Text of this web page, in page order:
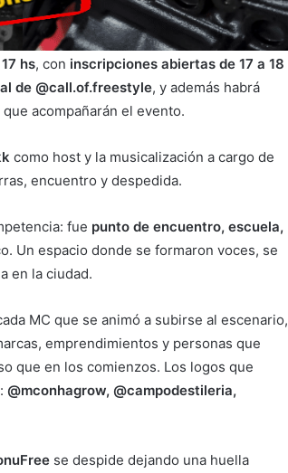
17 hs, con inscripciones abiertas de 17 a 18
de @call.of.freestyle, y además habrá
acompañarán el evento.
como host y la musicalización a cargo de
encuentro y despedida.
fue punto de encuentro, escuela,
Un espacio donde se formaron voces, se
en la ciudad.
MC que se animó a subirse al escenario,
emprendimientos y personas que
que en los comienzos. Los logos que
@mconhagrow, @campodestileria,
se despide dejando una huella